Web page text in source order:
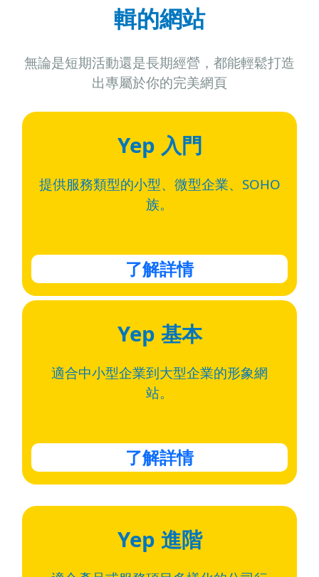
輯的網站
無論是短期活動還是長期經營，都能輕鬆打造
出專屬於你的完美網頁
Yep 入門
提供服務類型的小型、微型企業、SOHO
族。
了解詳情
Yep 基本
適合中小型企業到大型企業的形象網
站。
了解詳情
Yep 進階